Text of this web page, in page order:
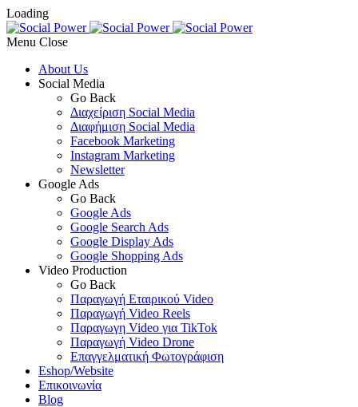
Loading
Menu
About Us
Social Media
Go Back
Διαχείριση Social Media
Διαφήμιση Social Media
Facebook Marketing
Instagram Marketing
Newsletter
Google Ads
Go Back
Google Ads
Google Search Ads
Google Display Ads
Google Shopping Ads
Video Production
Go Back
Παραγωγή Εταιρικού Video
Παραγωγή Video Reels
Παραγωγη Video για TikTok
Παραγωγή Video Drone
Επαγγελματική Φωτογράφιση
Eshop/Website
Επικοινωνία
Blog